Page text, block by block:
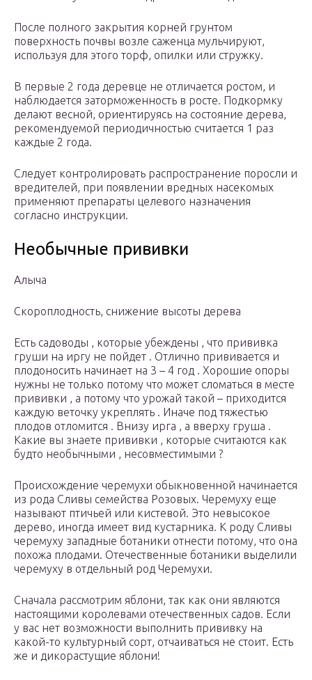
После полного закрытия корней грунтом
поверхность почвы возле саженца мульчируют,
используя для этого торф, опилки или стружку.
В первые 2 года деревце не отличается ростом, и
наблюдается заторможенность в росте. Подкормку
делают весной, ориентируясь на состояние дерева,
рекомендуемой периодичностью считается 1 раз
каждые 2 года.
Следует контролировать распространение поросли и
вредителей, при появлении вредных насекомых
применяют препараты целевого назначения
согласно инструкции.
Необычные прививки
​Алыча​
​Скороплодность, снижение высоты дерева​
​Есть садоводы , которые убеждены , что прививка
груши на иргу не пойдет . Отлично прививается и
плодоносить начинает на 3 – 4 год . Хорошие опоры
нужны не только потому что может сломаться в месте
прививки , а потому что урожай такой – приходится
каждую веточку укреплять . Иначе под тяжестью
плодов отломится . Внизу ирга , а вверху груша .
Какие вы знаете прививки , которые считаются как
будто необычными , несовместимыми ?​
​Происхождение черемухи обыкновенной начинается
из рода Сливы семейства Розовых. Черемуху еще
называют птичьей или кистевой. Это невысокое
дерево, иногда имеет вид кустарника. К роду Сливы
черемуху западные ботаники отнести потому, что она
похожа плодами. Отечественные ботаники выделили
черемуху в отдельный род Черемухи.​
​Сначала рассмотрим яблони, так как они являются
настоящими королевами отечественных садов. Если
у вас нет возможности выполнить прививку на
какой-то культурный сорт, отчаиваться не стоит. Есть
же и дикорастущие яблони!​